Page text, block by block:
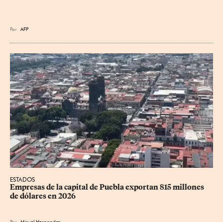
Por AFP
ESTADOS
Empresas de la capital de Puebla exportan 815 millones
de dólares en 2026